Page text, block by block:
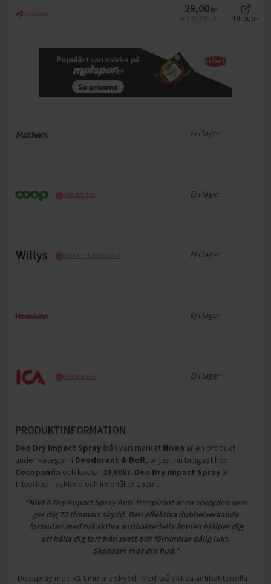
29,00 kr
Till butik
Ej i lager
Webbpriser Ej i lager
Butiks- & Webbpris Ej i lager
Ej i lager
Webbpriser Ej i lager
PRODUKTINFORMATION
Deo Dry Impact Spray från varumärket Nivea är en produkt
under kategorin Deodorant & Doft, är just nu billigast hos
Cocopanda och kostar 29,00kr. Deo Dry Impact Spray är
tillverkad Tyskland och innehåller 150ml.
"NIVEA Dry Impact Spray Anti-Perspirant är en spraydeo som
ger dig 72 timmars skydd. Den effektiva dubbelverkande
formulan med två aktiva antibakteriella ämnen hjälper dig
att hålla dig torr från svett och förhindrar dålig lukt.
Skonsam mot din hud."
-Deospray med 72 timmars skydd -Med två aktiva antibakteriella